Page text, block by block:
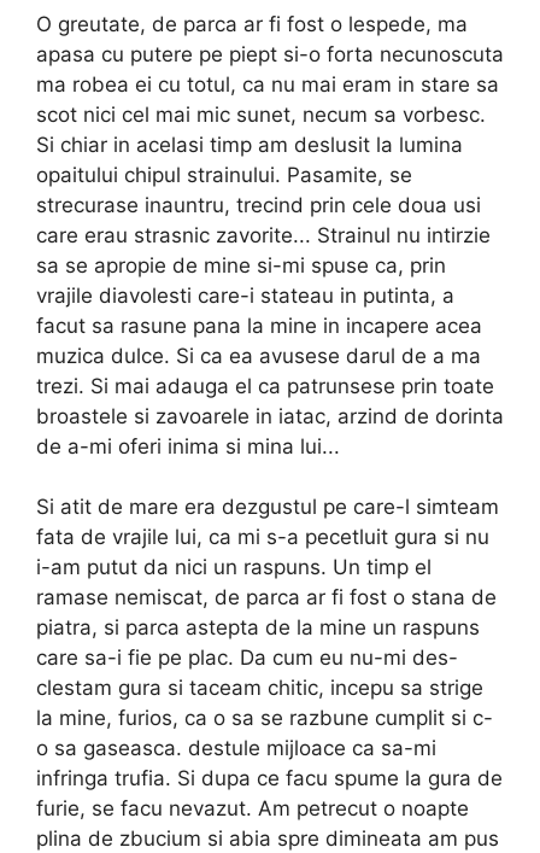
O greutate, de parca ar fi fost o lespede, ma
apasa cu putere pe piept si-o forta necunoscuta
ma robea ei cu totul, ca nu mai eram in stare sa
scot nici cel mai mic sunet, necum sa vorbesc.
Si chiar in acelasi timp am des­lusit la lumina
opaitului chipul strainului. Pasamite, se
strecurase inauntru, trecind prin cele doua usi
care erau strasnic zavorite... Strainul nu intirzie
sa se apropie de mine si-mi spuse ca, prin
vrajile diavolesti care-i stateau in putinta, a
facut sa rasune pana la mine in incapere acea
muzica dulce. Si ca ea avusese darul de a ma
trezi. Si mai adauga el ca patrunsese prin toate
broastele si zavoarele in iatac, arzind de dorinta
de a-mi oferi inima si mina lui...
Si atit de mare era dezgustul pe care-l simteam
fata de vrajile lui, ca mi s-a pecetluit gura si nu
i-am putut da nici un raspuns. Un timp el
ramase nemiscat, de parca ar fi fost o stana de
piatra, si parca astepta de la mine un raspuns
care sa-i fie pe plac. Da cum eu nu-mi des-
clestam gura si taceam chitic, incepu sa strige
la mine, furios, ca o sa se razbune cumplit si c-
o sa gaseasca. destule mijloace ca sa-mi
infringa trufia. Si dupa ce facu spume la gura de
furie, se facu nevazut. Am pe­trecut o noapte
plina de zbucium si abia spre dimi­neata am pus